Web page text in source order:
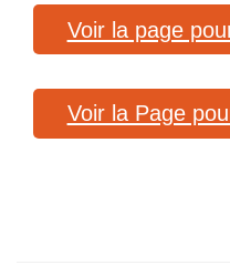
Voir la page
Voir la Page